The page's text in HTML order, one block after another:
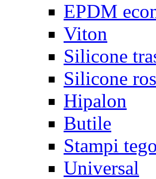
EPDM
Viton
Silicone
Silicone
Hipalon
Butile
Stampi
Universal